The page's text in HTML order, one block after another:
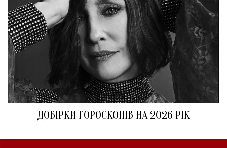
ДОБІРКИ ГОРОСКОПІВ НА 2026 РІК